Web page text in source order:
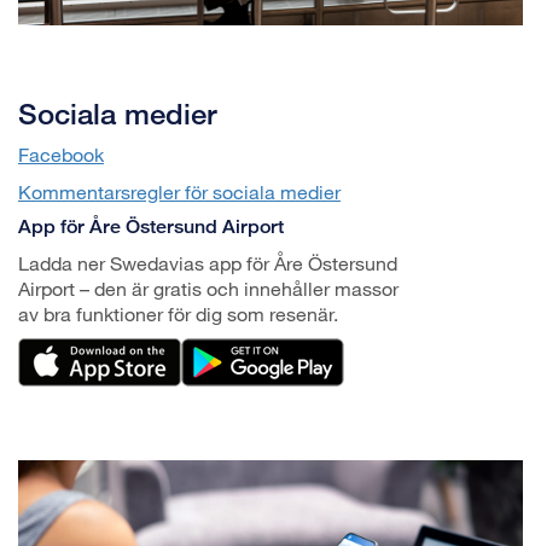
Sociala medier
Facebook
Kommentarsregler för sociala medier
App för Åre Östersund Airport
Ladda ner Swedavias app för Åre Östersund
Airport – den är gratis och innehåller massor
av bra funktioner för dig som resenär.